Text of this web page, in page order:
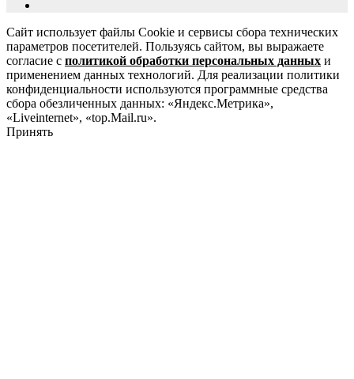
Сайт использует файлы Cookie и сервисы сбора технических
параметров посетителей. Пользуясь сайтом, вы выражаете
согласие с политикой обработки персональных данных и
применением данных технологий. Для реализации политики
конфиденциальности используются программные средства
сбора обезличенных данных: «Яндекс.Метрика»,
«Liveinternet», «top.Mail.ru».
Принять